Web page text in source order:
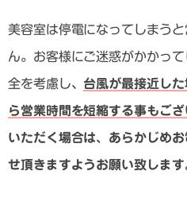
美容室は停電になってしまう
ん。お客様にご迷惑がかかっ
全を考慮し、 台風が最接近し
ら営業時間を短縮する事もご
いただく場合は、あらかじめ
せ頂きますようお願い致します